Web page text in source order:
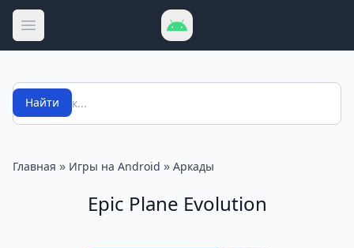
Открыть меню
Поиск
Найти
Главная » Игры на Android » Аркады
Epic Plane Evolution